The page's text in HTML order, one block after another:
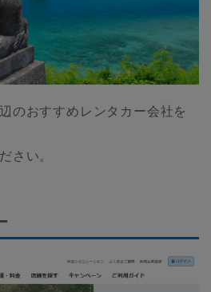
のおすすめレンタカー会社を
さい。